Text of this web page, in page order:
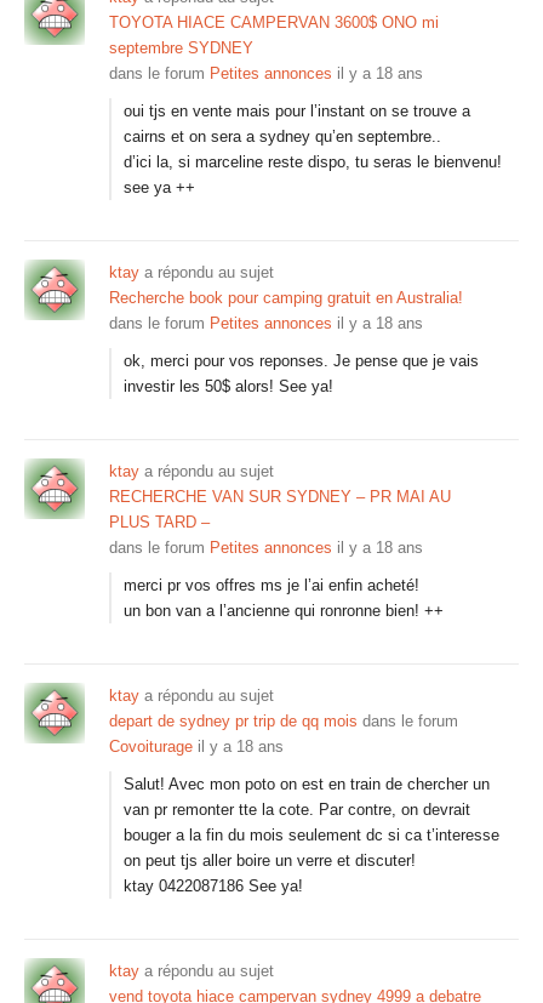
TOYOTA HIACE CAMPERVAN 3600$ ONO mi
septembre SYDNEY
dans le forum Petites annonces il y a 18 ans
oui tjs en vente mais pour l’instant on se trouve a
cairns et on sera a sydney qu’en septembre..
d’ici la, si marceline reste dispo, tu seras le bienvenu!
see ya ++
ktay a répondu au sujet
Recherche book pour camping gratuit en Australia!
dans le forum Petites annonces il y a 18 ans
ok, merci pour vos reponses. Je pense que je vais
investir les 50$ alors! See ya!
ktay a répondu au sujet
RECHERCHE VAN SUR SYDNEY – PR MAI AU
PLUS TARD –
dans le forum Petites annonces il y a 18 ans
merci pr vos offres ms je l’ai enfin acheté!
un bon van a l’ancienne qui ronronne bien! ++
ktay a répondu au sujet
depart de sydney pr trip de qq mois dans le forum
Covoiturage il y a 18 ans
Salut! Avec mon poto on est en train de chercher un
van pr remonter tte la cote. Par contre, on devrait
bouger a la fin du mois seulement dc si ca t’interesse
on peut tjs aller boire un verre et discuter!
ktay 0422087186 See ya!
ktay a répondu au sujet
vend toyota hiace campervan sydney 4999 a debatre